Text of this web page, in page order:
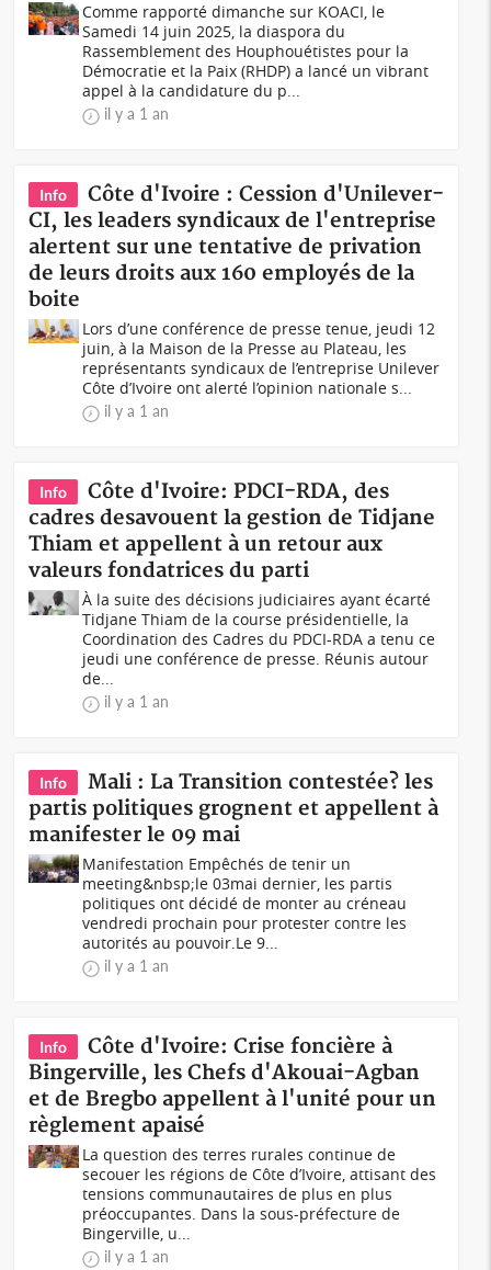
Comme rapporté dimanche sur KOACI, le
Samedi 14 juin 2025, la diaspora du
Rassemblement des Houphouétistes pour la
Démocratie et la Paix (RHDP) a lancé un vibrant
appel à la candidature du p...
il y a 1 an
Info
Côte d'Ivoire : Cession d'Unilever-
CI, les leaders syndicaux de l'entreprise
alertent sur une tentative de privation
de leurs droits aux 160 employés de la
boite
Lors d’une conférence de presse tenue, jeudi 12
juin, à la Maison de la Presse au Plateau, les
représentants syndicaux de l’entreprise Unilever
Côte d’Ivoire ont alerté l’opinion nationale s...
il y a 1 an
Info
Côte d'Ivoire: PDCI-RDA, des
cadres desavouent la gestion de Tidjane
Thiam et appellent à un retour aux
valeurs fondatrices du parti
À la suite des décisions judiciaires ayant écarté
Tidjane Thiam de la course présidentielle, la
Coordination des Cadres du PDCI-RDA a tenu ce
jeudi une conférence de presse. Réunis autour
de...
il y a 1 an
Info
Mali : La Transition contestée? les
partis politiques grognent et appellent à
manifester le 09 mai
Manifestation Empêchés de tenir un
meeting&nbsp;le 03mai dernier, les partis
politiques ont décidé de monter au créneau
vendredi prochain pour protester contre les
autorités au pouvoir.Le 9...
il y a 1 an
Info
Côte d'Ivoire: Crise foncière à
Bingerville, les Chefs d'Akouai-Agban
et de Bregbo appellent à l'unité pour un
règlement apaisé
La question des terres rurales continue de
secouer les régions de Côte d’Ivoire, attisant des
tensions communautaires de plus en plus
préoccupantes. Dans la sous-préfecture de
Bingerville, u...
il y a 1 an